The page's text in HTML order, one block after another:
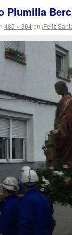
Plumilla
485 × 364en ¡Feliz